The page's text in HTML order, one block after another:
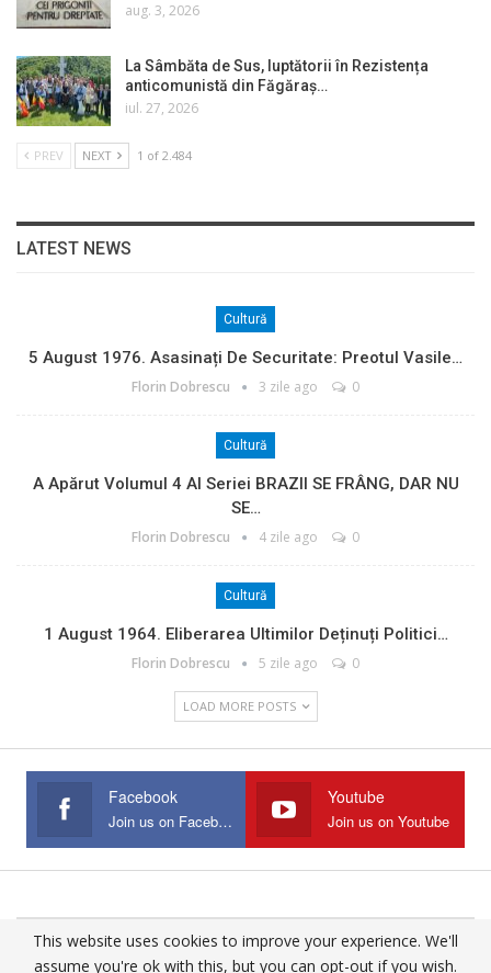
aug. 3, 2026
La Sâmbăta de Sus, luptătorii în Rezistența
anticomunistă din Făgăraș…
iul. 27, 2026
PREV NEXT 1 of 2.484
LATEST NEWS
Cultură
5 August 1976. Asasinați De Securitate: Preotul Vasile…
Florin Dobrescu 3 zile ago 0
Cultură
A Apărut Volumul 4 Al Seriei BRAZII SE FRÂNG, DAR NU
SE…
Florin Dobrescu 4 zile ago 0
Cultură
1 August 1964. Eliberarea Ultimilor Deținuți Politici…
Florin Dobrescu 5 zile ago 0
LOAD MORE POSTS
Facebook
Join us on Facebook
Youtube
Join us on Youtube
© 2025 - All Rights Reserved.
This website uses cookies to improve your experience. We'll
assume you're ok with this, but you can opt-out if you wish.